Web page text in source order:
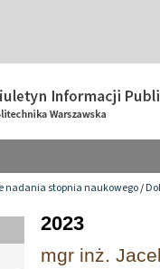
nadania stopnia naukowego/
2023
mgr inż.